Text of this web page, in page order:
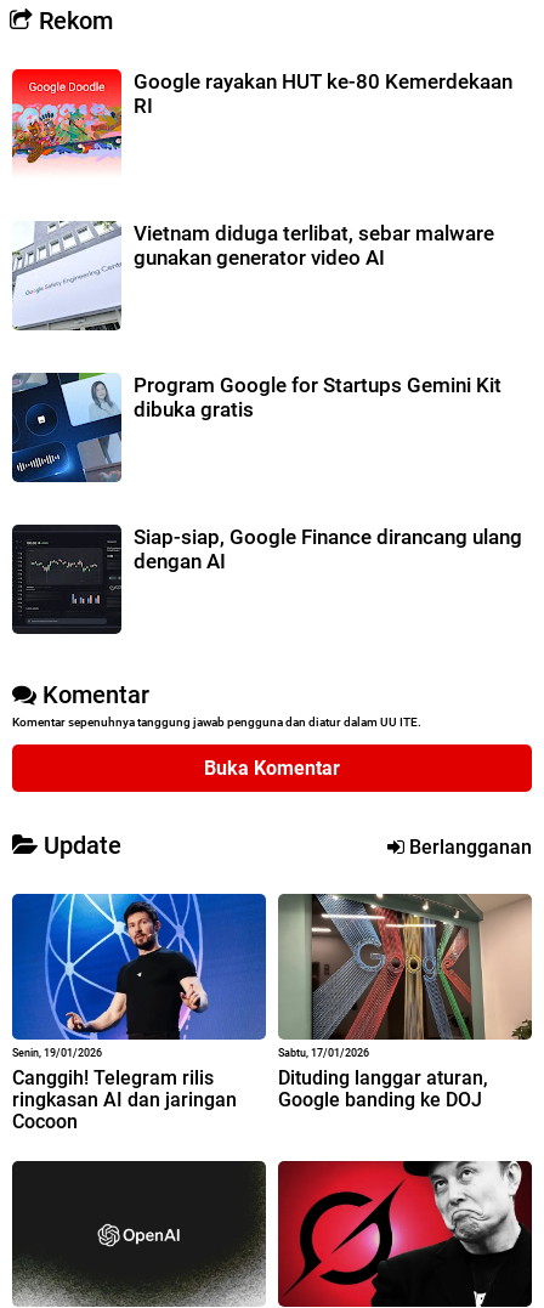
Rekom
Google rayakan HUT ke-80 Kemerdekaan
RI
Vietnam diduga terlibat, sebar malware
gunakan generator video AI
Program Google for Startups Gemini Kit
dibuka gratis
Siap-siap, Google Finance dirancang ulang
dengan AI
Komentar
Komentar sepenuhnya tanggung jawab pengguna dan diatur dalam UU ITE.
Buka Komentar
Update Berlangganan
Senin, 19/01/2026
Canggih! Telegram rilis
ringkasan AI dan jaringan
Cocoon
Sabtu, 17/01/2026
Dituding langgar aturan,
Google banding ke DOJ